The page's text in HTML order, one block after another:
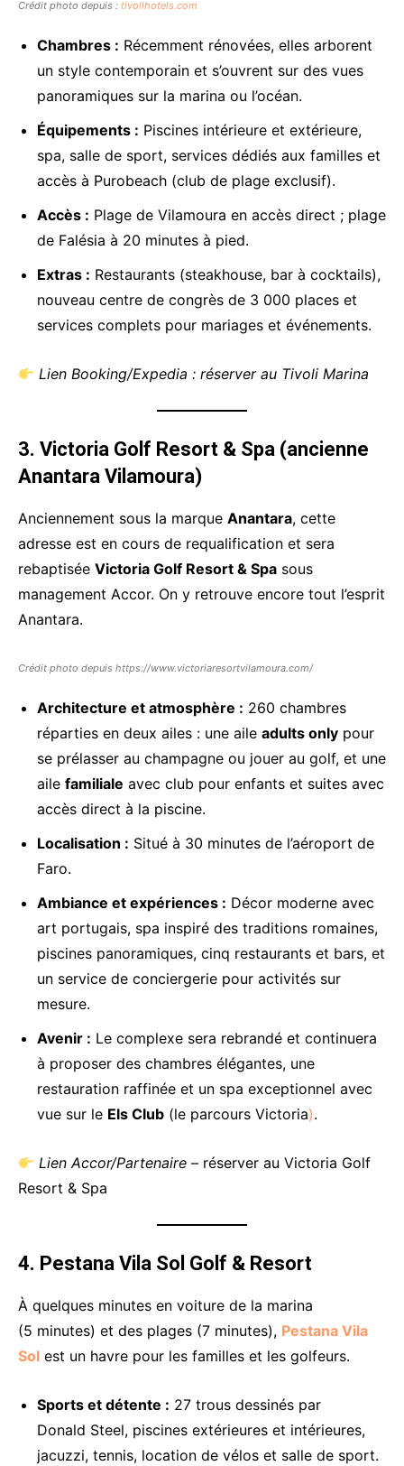
Crédit photo depuis : tivolihotels.com
Chambres : Récemment rénovées, elles arborent
un style contemporain et s’ouvrent sur des vues
panoramiques sur la marina ou l’océan.
Équipements : Piscines intérieure et extérieure,
spa, salle de sport, services dédiés aux familles et
accès à Purobeach (club de plage exclusif).
Accès : Plage de Vilamoura en accès direct ; plage
de Falésia à 20 minutes à pied.
Extras : Restaurants (steakhouse, bar à cocktails),
nouveau centre de congrès de 3 000 places et
services complets pour mariages et événements.
Lien Booking/Expedia : réserver au Tivoli Marina
3. Victoria Golf Resort & Spa (ancienne
Anantara Vilamoura)
Anciennement sous la marque Anantara, cette
adresse est en cours de requalification et sera
rebaptisée Victoria Golf Resort & Spa sous
management Accor. On y retrouve encore tout l’esprit
Anantara.
Crédit photo depuis https://www.victoriaresortvilamoura.com/
Architecture et atmosphère : 260 chambres
réparties en deux ailes : une aile adults only pour
se prélasser au champagne ou jouer au golf, et une
aile familiale avec club pour enfants et suites avec
accès direct à la piscine.
Localisation : Situé à 30 minutes de l’aéroport de
Faro.
Ambiance et expériences : Décor moderne avec
art portugais, spa inspiré des traditions romaines,
piscines panoramiques, cinq restaurants et bars, et
un service de conciergerie pour activités sur
mesure.
Avenir : Le complexe sera rebrandé et continuera
à proposer des chambres élégantes, une
restauration raffinée et un spa exceptionnel avec
vue sur le Els Club (le parcours Victoria).
Lien Accor/Partenaire – réserver au Victoria Golf
Resort & Spa
4. Pestana Vila Sol Golf & Resort
À quelques minutes en voiture de la marina
(5 minutes) et des plages (7 minutes), Pestana Vila
Sol est un havre pour les familles et les golfeurs.
Sports et détente : 27 trous dessinés par
Donald Steel, piscines extérieures et intérieures,
jacuzzi, tennis, location de vélos et salle de sport.